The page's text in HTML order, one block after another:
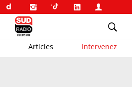
Articles Intervenez